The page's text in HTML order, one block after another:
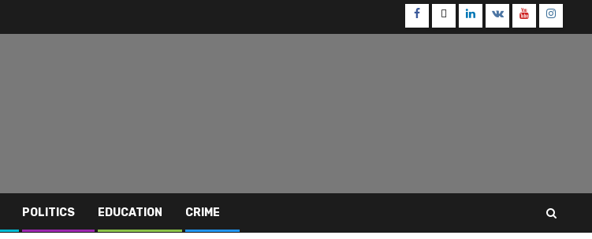
Facebook
TwitterLinkedin
VK Youtube
POLITICS EDUCATION CRIME